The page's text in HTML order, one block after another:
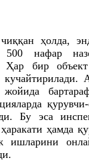
ҳолда,
500 нафар
Ҳар бир
жойида
Бу эса
ҳаракати ҳамда
ишларини